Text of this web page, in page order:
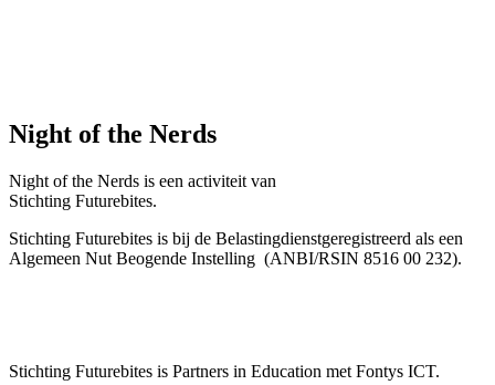
Night of the Nerds
Night of the Nerds is een activiteit van
Stichting Futurebites.
Stichting Futurebites is bij de Belastingdienstgeregistreerd als een
Algemeen Nut Beogende Instelling (ANBI/RSIN 8516 00 232).
Stichting Futurebites is Partners in Education met Fontys ICT.